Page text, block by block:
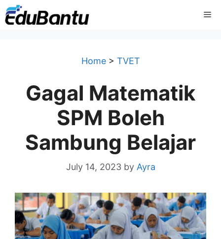
Skip
to
Home> TVET
Gagal Matematik
SPM Boleh
Sambung Belajar
July 14, 2023 by Ayra